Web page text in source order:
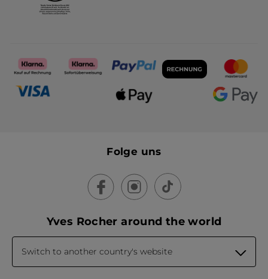
Folge uns
Yves Rocher around the world
Switch to another country's website